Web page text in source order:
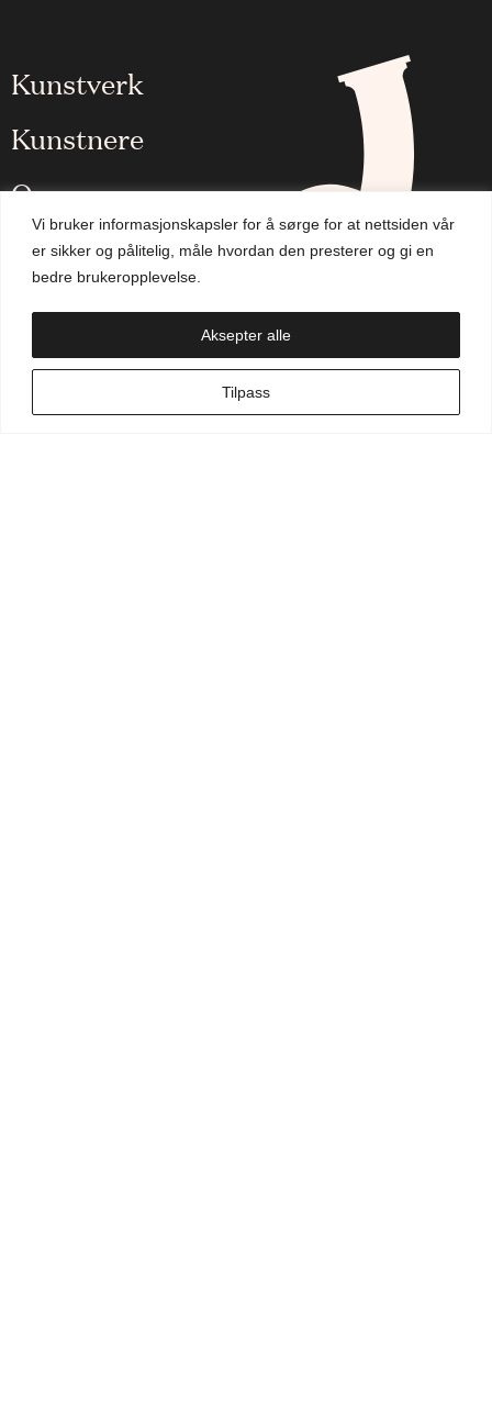
Vi bruker informasjonskapsler for å sørge for at nettsiden vår
er sikker og pålitelig, måle hvordan den presterer og gi en
bedre brukeropplevelse.
Tilpass
Aksepter alle
Kunstverk
Kunstnere
Om oss
Aktuelt
Handlekurv
NO